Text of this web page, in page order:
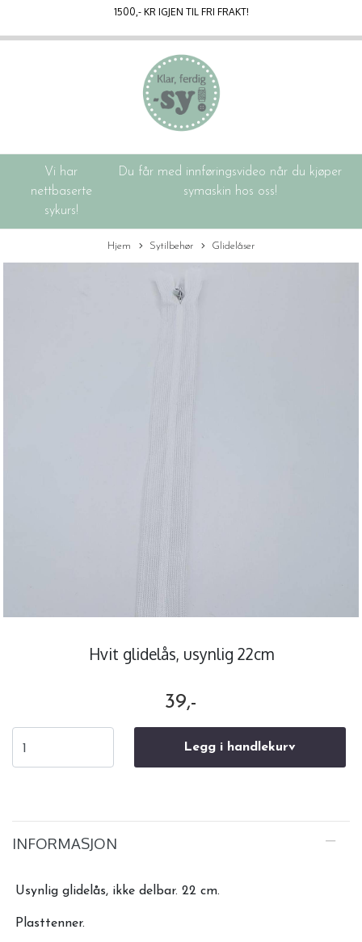
1500,- KR IGJEN TIL FRI FRAKT!
Vi har
nettbaserte
sykurs!
Du får med innføringsvideo når du kjøper
symaskin hos oss!
Hjem Sytilbehør Glidelåser
Hvit glidelås, usynlig 22cm
39,-
Legg i handlekurv
INFORMASJON
Usynlig glidelås, ikke delbar. 22 cm.
Plasttenner.